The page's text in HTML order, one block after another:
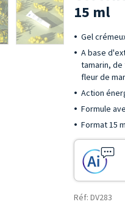
15 ml
Gel
A base
tamarin,
fleur de
Action
Formule
Format 15
Réf: DV283